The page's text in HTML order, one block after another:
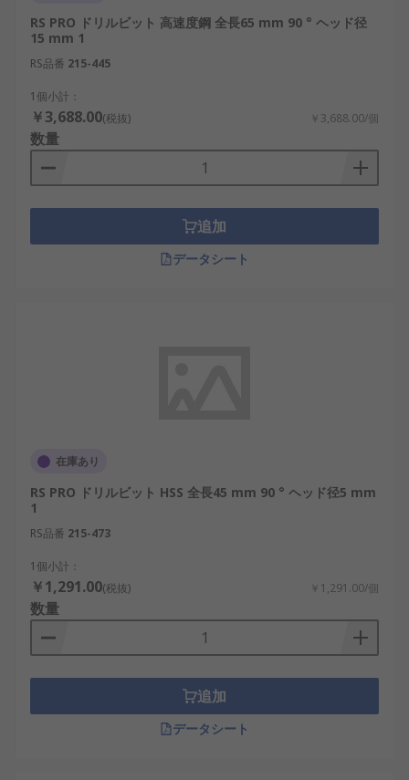
RS PRO ドリルビット 高速度鋼 全長65 mm 90 ° ヘッド径
15 mm 1
RS品番 215-445
1個小計：
￥3,688.00(税抜) ￥3,688.00/個
数量
追加
データシート
在庫あり
RS PRO ドリルビット HSS 全長45 mm 90 ° ヘッド径5 mm
1
RS品番 215-473
1個小計：
￥1,291.00(税抜) ￥1,291.00/個
数量
追加
データシート